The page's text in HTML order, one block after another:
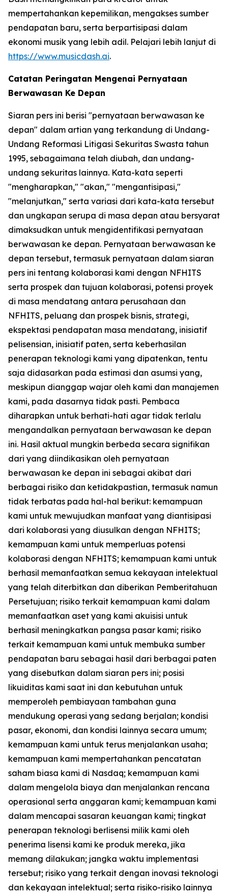
mempertahankan kepemilikan, mengakses sumber
pendapatan baru, serta berpartisipasi dalam
ekonomi musik yang lebih adil. Pelajari lebih lanjut di
https://www.musicdash.ai.
Catatan Peringatan Mengenai Pernyataan
Berwawasan Ke Depan
Siaran pers ini berisi "pernyataan berwawasan ke
depan" dalam artian yang terkandung di Undang-
Undang Reformasi Litigasi Sekuritas Swasta tahun
1995, sebagaimana telah diubah, dan undang-
undang sekuritas lainnya. Kata-kata seperti
"mengharapkan," "akan," "mengantisipasi,"
"melanjutkan," serta variasi dari kata-kata tersebut
dan ungkapan serupa di masa depan atau bersyarat
dimaksudkan untuk mengidentifikasi pernyataan
berwawasan ke depan. Pernyataan berwawasan ke
depan tersebut, termasuk pernyataan dalam siaran
pers ini tentang kolaborasi kami dengan NFHITS
serta prospek dan tujuan kolaborasi, potensi proyek
di masa mendatang antara perusahaan dan
NFHITS, peluang dan prospek bisnis, strategi,
ekspektasi pendapatan masa mendatang, inisiatif
pelisensian, inisiatif paten, serta keberhasilan
penerapan teknologi kami yang dipatenkan, tentu
saja didasarkan pada estimasi dan asumsi yang,
meskipun dianggap wajar oleh kami dan manajemen
kami, pada dasarnya tidak pasti. Pembaca
diharapkan untuk berhati-hati agar tidak terlalu
mengandalkan pernyataan berwawasan ke depan
ini. Hasil aktual mungkin berbeda secara signifikan
dari yang diindikasikan oleh pernyataan
berwawasan ke depan ini sebagai akibat dari
berbagai risiko dan ketidakpastian, termasuk namun
tidak terbatas pada hal-hal berikut: kemampuan
kami untuk mewujudkan manfaat yang diantisipasi
dari kolaborasi yang diusulkan dengan NFHITS;
kemampuan kami untuk memperluas potensi
kolaborasi dengan NFHITS; kemampuan kami untuk
berhasil memanfaatkan semua kekayaan intelektual
yang telah diterbitkan dan diberikan Pemberitahuan
Persetujuan; risiko terkait kemampuan kami dalam
memanfaatkan aset yang kami akuisisi untuk
berhasil meningkatkan pangsa pasar kami; risiko
terkait kemampuan kami untuk membuka sumber
pendapatan baru sebagai hasil dari berbagai paten
yang disebutkan dalam siaran pers ini; posisi
likuiditas kami saat ini dan kebutuhan untuk
memperoleh pembiayaan tambahan guna
mendukung operasi yang sedang berjalan; kondisi
pasar, ekonomi, dan kondisi lainnya secara umum;
kemampuan kami untuk terus menjalankan usaha;
kemampuan kami mempertahankan pencatatan
saham biasa kami di Nasdaq; kemampuan kami
dalam mengelola biaya dan menjalankan rencana
operasional serta anggaran kami; kemampuan kami
dalam mencapai sasaran keuangan kami; tingkat
penerapan teknologi berlisensi milik kami oleh
penerima lisensi kami ke produk mereka, jika
memang dilakukan; jangka waktu implementasi
tersebut; risiko yang terkait dengan inovasi teknologi
dan kekayaan intelektual; serta risiko-risiko lainnya